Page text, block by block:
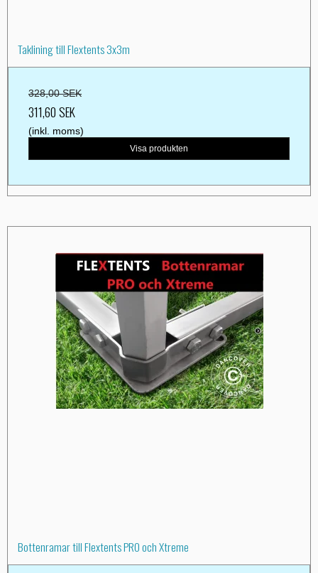
Taklining till Flextents 3x3m
328,00 SEK
311,60 SEK
(inkl. moms)
Visa produkten
Bottenramar till Flextents PRO och Xtreme